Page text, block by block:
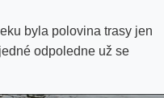
byla polovina trasy jen
odpoledne už se